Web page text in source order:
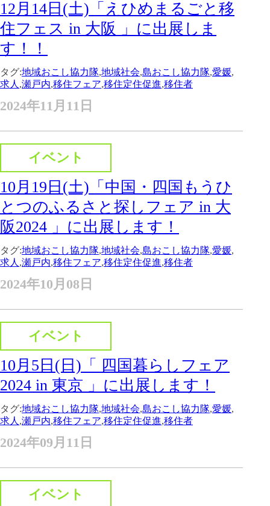
12月14日(土)「えひめまるごと移
住フェス in 大阪 」に出展しま
す！！
タグ:地域おこし協力隊,地域社会,島おこし協力隊,愛媛,
求人 ,瀬戸内,移住フェア,移住定住促進,移住者
2024年11月11日
イベント
10月19日(土)「中国・四国もうひ
とつのふるさと探しフェア in 大
阪2024 」に出展します！
タグ:地域おこし協力隊,地域社会,島おこし協力隊,愛媛,
求人 ,瀬戸内,移住フェア,移住定住促進,移住者
2024年10月08日
イベント
10月5日(日)「 四国暮らしフェア
2024 in 東京 」に出展します！
タグ:地域おこし協力隊,地域社会,島おこし協力隊,愛媛,
求人 ,瀬戸内,移住フェア,移住定住促進,移住者
2024年09月11日
イベント